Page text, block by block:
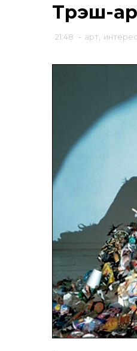
Трэш-
21:48 - арт